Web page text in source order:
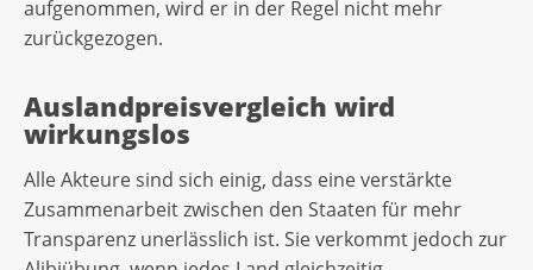
aufgenommen, wird er in der Regel nicht mehr
zurückgezogen.
Auslandpreisvergleich wird
wirkungslos
Alle Akteure sind sich einig, dass eine verstärkte
Zusammenarbeit zwischen den Staaten für mehr
Transparenz unerlässlich ist. Sie verkommt jedoch zur